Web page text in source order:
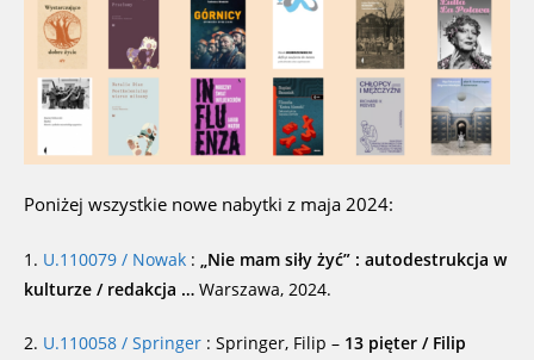
Poniżej wszystkie nowe nabytki z maja 2024:
1. U.110079 / Nowak : „Nie mam siły żyć” : autodestrukcja w
kulturze / redakcja … Warszawa, 2024.
2. U.110058 / Springer : Springer, Filip – 13 pięter / Filip